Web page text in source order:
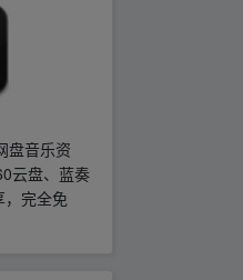
盘音乐资
云盘、蓝奏
完全免